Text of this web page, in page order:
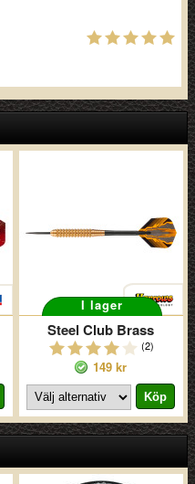
I lager
Steel Club Brass
(2)
149 kr